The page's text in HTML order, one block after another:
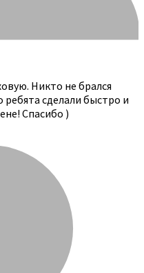
Никто не брался
сделали быстро и
Спасибо )